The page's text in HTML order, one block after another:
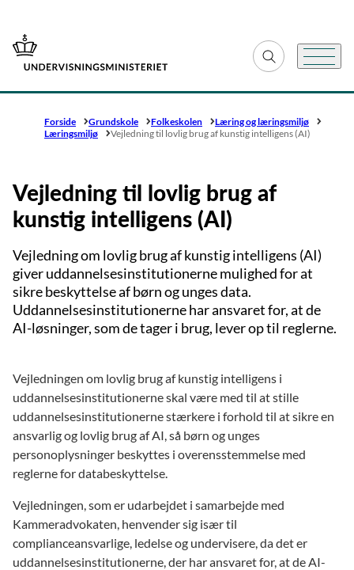
Gå til forsiden Fold søgefelt ud
Menu
Forside Grundskole Folkeskolen
Læring og læringsmiljø
Læringsmiljø
Vejledning til lovlig brug af kunstig intelligens (AI)
Vejledning til lovlig brug af
kunstig intelligens (AI)
Vejledning om lovlig brug af kunstig intelligens (AI)
giver uddannelsesinstitutionerne mulighed for at
sikre beskyttelse af børn og unges data.
Uddannelsesinstitutionerne har ansvaret for, at de
AI-løsninger, som de tager i brug, lever op til reglerne.
Vejledningen om lovlig brug af kunstig intelligens i
uddannelsesinstitutionerne skal være med til at stille
uddannelsesinstitutionerne stærkere i forhold til at sikre en
ansvarlig og lovlig brug af AI, så børn og unges
personoplysninger beskyttes i overensstemmelse med
reglerne for databeskyttelse.
Vejledningen, som er udarbejdet i samarbejde med
Kammeradvokaten, henvender sig især til
complianceansvarlige, ledelse og undervisere, da det er
uddannelsesinstitutionerne, der har ansvaret for, at de AI-